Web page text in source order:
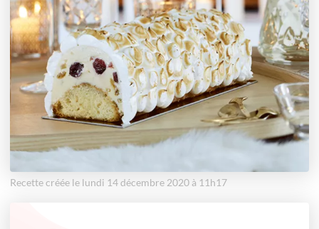
Recette créée le lundi 14 décembre 2020 à 11h17